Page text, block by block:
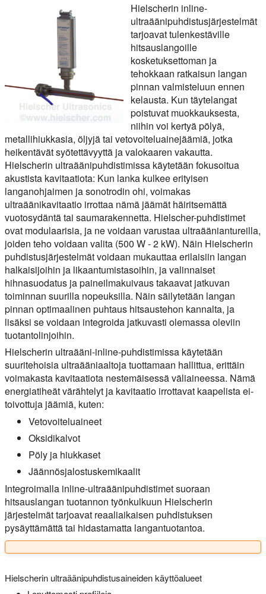
Hielscherin inline-
ultraäänipuhdistusjärjestelmät
tarjoavat tulenkestäville
hitsauslangoille
kosketuksettoman ja
tehokkaan ratkaisun langan
pinnan valmisteluun ennen
kelausta. Kun täytelangat
poistuvat muokkauksesta,
niihin voi kertyä pölyä,
metallihiukkasia, öljyjä tai vetovoiteluainejäämiä, jotka
heikentävät syötettävyyttä ja valokaaren vakautta.
Hielscherin ultraäänipuhdistimissa käytetään fokusoitua
akustista kavitaatiota: Kun lanka kulkee erityisen
langanohjaimen ja sonotrodin ohi, voimakas
ultraäänikavitaatio irrottaa nämä jäämät häiritsemättä
vuotosydäntä tai saumarakennetta. Hielscher-puhdistimet
ovat modulaarisia, ja ne voidaan varustaa ultraääniantureilla,
joiden teho voidaan valita (500 W - 2 kW). Näin Hielscherin
puhdistusjärjestelmät voidaan mukauttaa erilaisiin langan
halkaisijoihin ja likaantumistasoihin, ja valinnaiset
hihnasuodatus ja paineilmakuivaus takaavat jatkuvan
toiminnan suurilla nopeuksilla. Näin säilytetään langan
pinnan optimaalinen puhtaus hitsaustehon kannalta, ja
lisäksi se voidaan integroida jatkuvasti olemassa oleviin
tuotantolinjoihin.
Hielscherin ultraääni-inline-puhdistimissa käytetään
suuritehoisia ultraääniaaltoja tuottamaan hallittua, erittäin
voimakasta kavitaatiota nestemäisessä väliaineessa. Nämä
energiatiheät värähtelyt ja kavitaatio irrottavat kaapelista ei-
toivottuja jäämiä, kuten:
Vetovoiteluaineet
Oksidikalvot
Pöly ja hiukkaset
Jäännösjalostuskemikaalit
Integroimalla inline-ultraäänipuhdistimet suoraan
hitsauslangan tuotannon työnkulkuun Hielscherin
järjestelmät tarjoavat reaaliaikaisen puhdistuksen
pysäyttämättä tai hidastamatta langantuotantoa.
Hielscherin ultraäänipuhdistusaineiden käyttöalueet